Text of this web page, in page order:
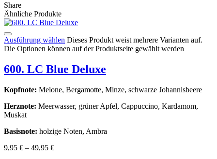
Share
Ähnliche Produkte
Ausführung wählen Dieses Produkt weist mehrere Varianten auf.
Die Optionen können auf der Produktseite gewählt werden
600. LC Blue Deluxe
Kopfnote: Melone, Bergamotte, Minze, schwarze Johannisbeere
Herznote: Meerwasser, grüner Apfel, Cappuccino, Kardamom,
Muskat
Basisnote: holzige Noten, Ambra
9,95 € – 49,95 €